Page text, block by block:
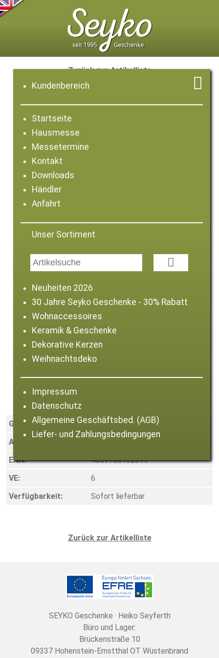
Kundenbereich
Startseite
Hausmesse
Messetermine
Kontakt
Downloads
Händler
Anfahrt
Unser Sortiment

Neuheiten 2026
30 Jahre Seyko Geschenke - 30% Rabatt
Wohnaccessoires
Keramik & Geschenke
Dekorative Kerzen
Weihnachtsdeko
Impressum
Datenschutz
Allgemeine Geschäftsbed. (AGB)
Liefer- und Zahlungsbedingungen

Zurück zur Artikelliste
Gartenstecker Metall-Ameise grün
Größe:
66 cm
Art.-Nr.:
280005
EAN:
4059768132399
VE:
6
Verfügbarkeit:
Sofort lieferbar
Zurück zur Artikelliste
SEYKO Geschenke · Heiko Seyferth
Büro und Lager:
Brückenstraße 10
09337 Hohenstein-Ernstthal OT Wüstenbrand